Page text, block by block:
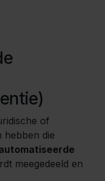
of
hebben die
meegedeeld en